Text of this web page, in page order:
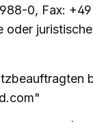
0, Fax: